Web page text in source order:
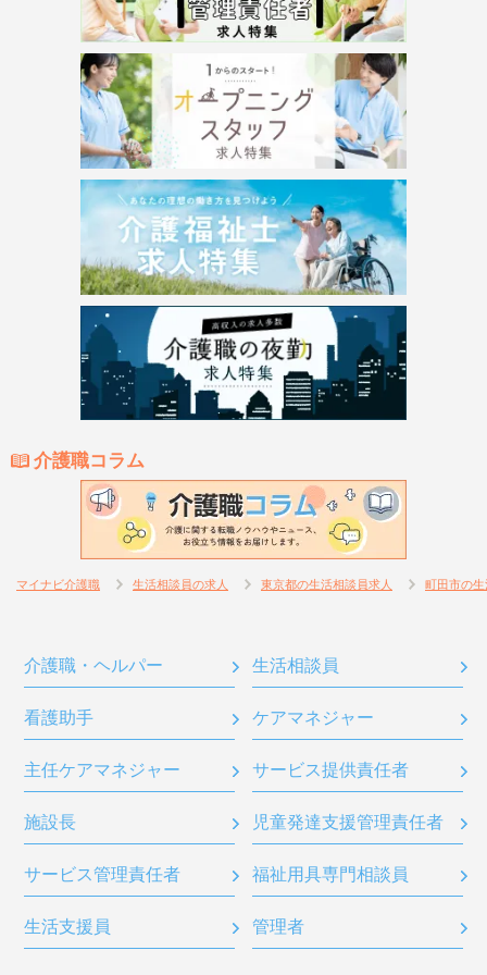
介護職コラム
マイナビ介護職 生活相談員の求人 東京都の生活相談員求人 町田市の
介護職・ヘルパー 生活相談員
看護助手 ケアマネジャー
主任ケアマネジャー サービス提供責任者
施設長 児童発達支援管理責任者
サービス管理責任者 福祉用具専門相談員
生活支援員 管理者